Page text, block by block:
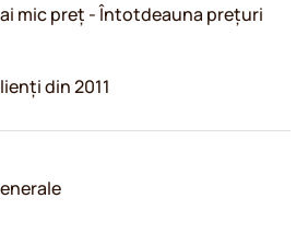
mic preț - Întotdeauna prețuri
din 2011